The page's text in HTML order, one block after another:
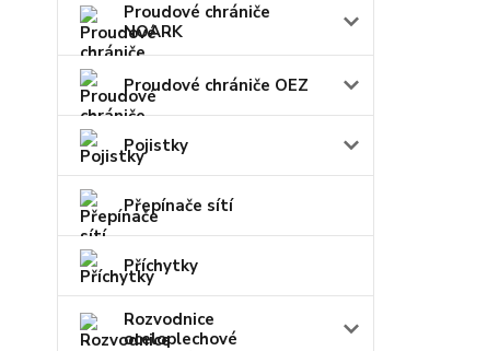
Proudové chrániče
NOARK
Proudové chrániče OEZ
Pojistky
Přepínače sítí
Příchytky
Rozvodnice
oceloplechové